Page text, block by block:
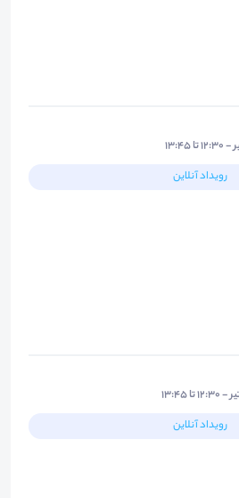
رویداد آنلاین
رویداد آنلاین